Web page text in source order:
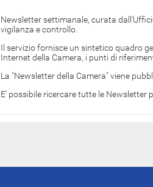
Newsletter settimanale, curata
vigilanza e controllo.
Il servizio fornisce un sintetico quadro
Internet della Camera, i punti di
La "Newsletter della Camera" viene
E' possibile ricercare tutte le Newsletter